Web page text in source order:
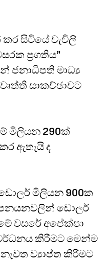
සිටියේ වැවිලි
ප්‍රගතිය”
ජනාධිපති මාධ්‍ය
සාකච්ඡාවට
මිලියන 290ක්
ඇතැයි ද
මිලියන 900ක
ඩොලර්
වසරේ අපේක්ෂා
කිරීමට මෙන්ම
ව්‍යාප්ත කිරීමට